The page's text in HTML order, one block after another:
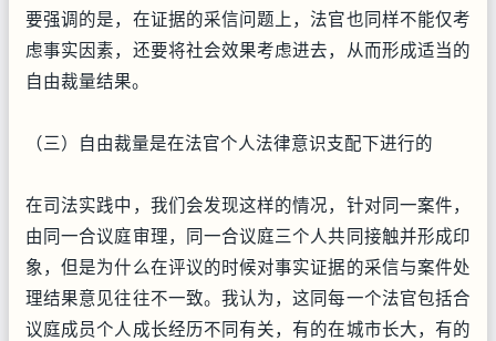
要强调的是，在证据的采信问题上，法官也同样不能仅考
虑事实因素，还要将社会效果考虑进去，从而形成适当的
自由裁量结果。
（三）自由裁量是在法官个人法律意识支配下进行的
在司法实践中，我们会发现这样的情况，针对同一案件，
由同一合议庭审理，同一合议庭三个人共同接触并形成印
象，但是为什么在评议的时候对事实证据的采信与案件处
理结果意见往往不一致。我认为，这同每一个法官包括合
议庭成员个人成长经历不同有关，有的在城市长大，有的